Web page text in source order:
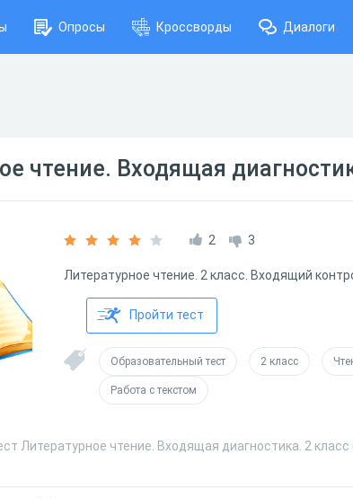
Опросы Кроссворды Диалоги
чтение. Входящая
2 3
Литературное чтение. 2 класс. Входящий
Пройти тест
Образовательный тест 2 класс
Работа с текстом
Литературное чтение. Входящая диагностика. 2